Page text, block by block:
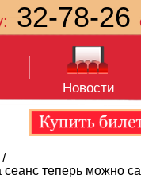
32-78-26
Новости
/
теперь можно